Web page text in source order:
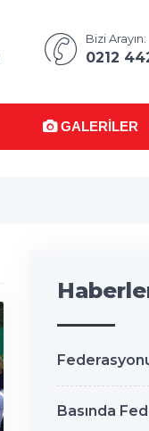
Bizi Arayın:
0212
GALERILER
Basında